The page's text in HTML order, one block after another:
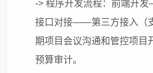
-> 程序开发流程：前端
接口对接——第三方接入（
期项目会议沟通和管控项
预算审计。